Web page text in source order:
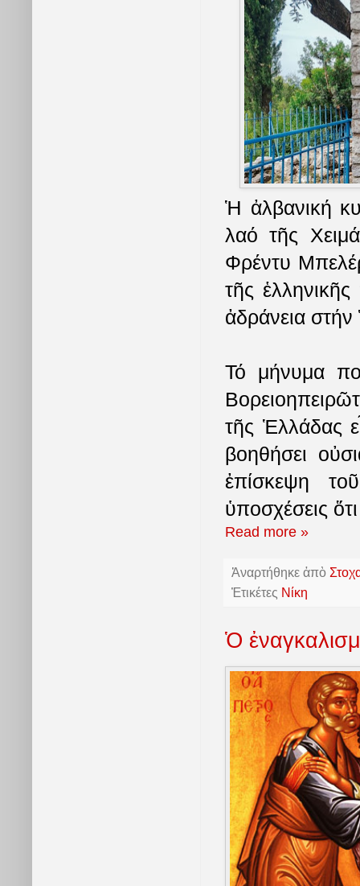
Ἡ ἀλβανική
λαό τῆς
Φρέντυ
τῆς ἑλληνικῆς
ἀδράνεια
Τό μήνυμα
τῆς Ἑλλάδας
βοηθήσει
ἐπίσκεψη
ὑποσχέσεις
Read more »
Ἀναρτήθηκε ἀπὸ
Ἐτικέτες Νίκη
Ὁ